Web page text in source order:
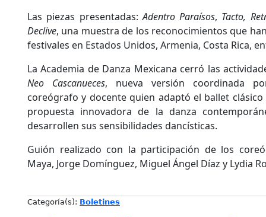
Las piezas presentadas:Adentro Paraísos, Tacto,
Declive, una muestra de los reconocimientos que
festivales en Estados Unidos, Armenia, Costa Rica,
La Academia de Danza Mexicana cerró las
Neo Cascanueces, nueva versión coordinada
coreógrafo y docente quien adaptó el ballet
propuesta innovadora de la danza
desarrollen sus sensibilidades dancísticas.
Guión realizado con la participación de los
Maya, Jorge Domínguez, Miguel Ángel Díaz y Lydia
Categoría(s): Boletines